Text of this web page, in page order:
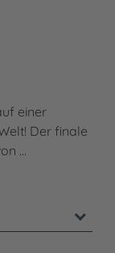
einer
Der finale
…